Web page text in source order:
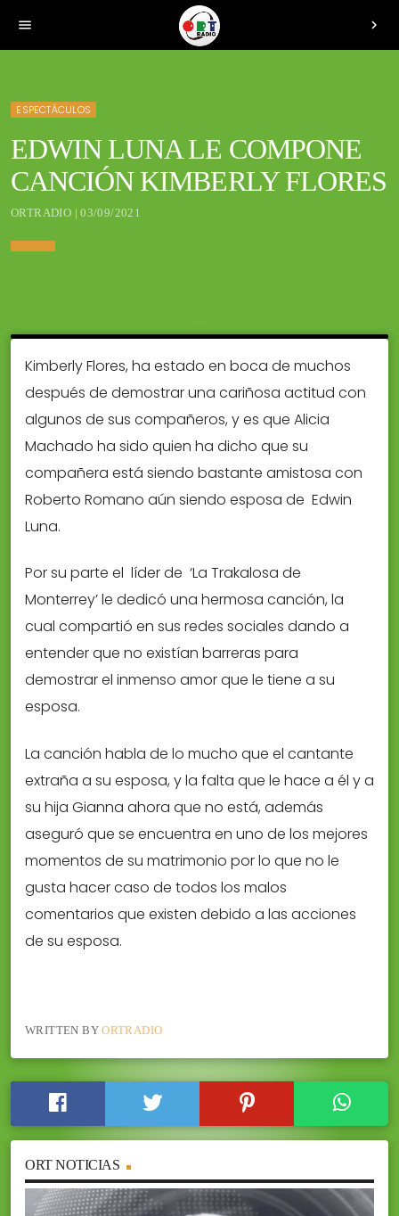
menu chevron_right
ESPECTÁCULOS
EDWIN LUNA LE COMPONE
CANCIÓN KIMBERLY FLORES
ORTRADIO | 03/09/2021
Kimberly Flores, ha estado en boca de muchos
después de demostrar una cariñosa actitud con
algunos de sus compañeros, y es que Alicia
Machado ha sido quien ha dicho que su
compañera está siendo bastante amistosa con
Roberto Romano aún siendo esposa de Edwin
Luna.
Por su parte el líder de ‘La Trakalosa de
Monterrey’ le dedicó una hermosa canción, la
cual compartió en sus redes sociales dando a
entender que no existían barreras para
demostrar el inmenso amor que le tiene a su
esposa.
La canción habla de lo mucho que el cantante
extraña a su esposa, y la falta que le hace a él y a
su hija Gianna ahora que no está, además
aseguró que se encuentra en uno de los mejores
momentos de su matrimonio por lo que no le
gusta hacer caso de todos los malos
comentarios que existen debido a las acciones
de su esposa.
WRITTEN BYORTRADIO
ORT NOTICIAS